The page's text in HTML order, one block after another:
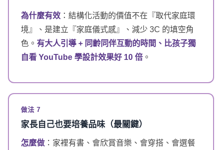
為什麼有效 ：結構化活動的價值不在『取代家庭環
境』、是建立『家庭儀式感』、減少 3C 的填空角
色。 有大人引導 + 同齡同伴互動的時間、比孩子獨
自看 YouTube 學設計效果好 10 倍 。
做法 7
家長自己也要培養品味（最關鍵）
怎麼做 ：家裡有書、會欣賞音樂、會穿搭、會選餐